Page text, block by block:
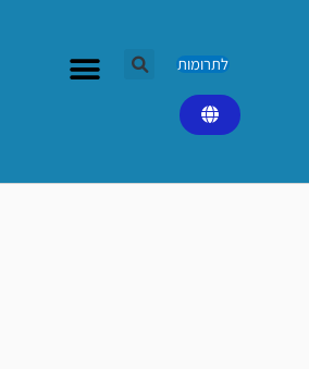
לתרומות